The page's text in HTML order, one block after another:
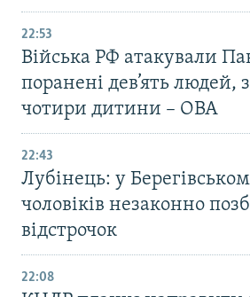
22:53
Війська РФ атакували
поранені дев’ять людей,
чотири дитини – ОВА
22:43
Лубінець: у
чоловіків незаконно
відстрочок
22:08